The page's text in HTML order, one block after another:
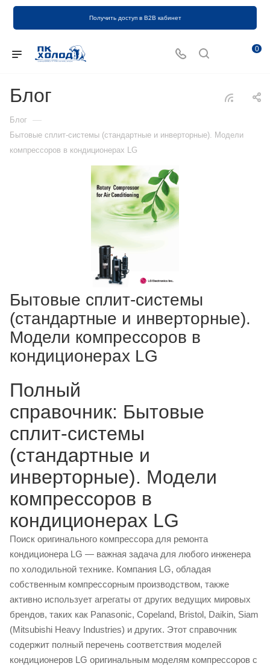
Получить доступ в B2B кабинет
0
Блог
Блог —
Бытовые сплит-системы (стандартные и инверторные). Модели
компрессоров в кондиционерах LG
Бытовые сплит-системы
(стандартные и инверторные).
Модели компрессоров в
кондиционерах LG
Полный
справочник: Бытовые
сплит-системы
(стандартные и
инверторные). Модели
компрессоров в
кондиционерах LG
Поиск оригинального компрессора для ремонта
кондиционера LG — важная задача для любого инженера
по холодильной технике. Компания LG, обладая
собственным компрессорным производством, также
активно использует агрегаты от других ведущих мировых
брендов, таких как Panasonic, Copeland, Bristol, Daikin, Siam
(Mitsubishi Heavy Industries) и других. Этот справочник
содержит полный перечень соответствия моделей
кондиционеров LG оригинальным моделям компрессоров с